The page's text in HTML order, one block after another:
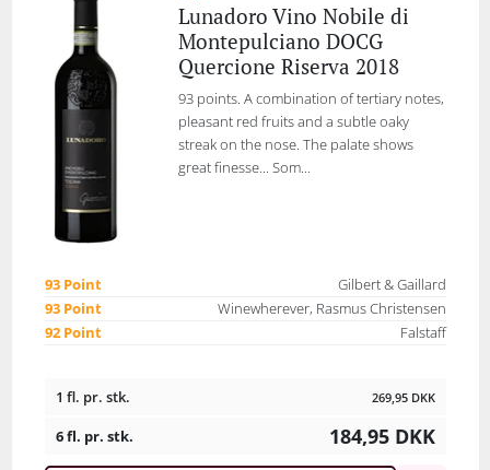
Lunadoro Vino Nobile di
Montepulciano DOCG
Quercione Riserva 2018
93 points. A combination of tertiary notes,
pleasant red fruits and a subtle oaky
streak on the nose. The palate shows
great finesse... Som...
93 Point
Gilbert & Gaillard
93 Point
Winewherever, Rasmus Christensen
92 Point
Falstaff
1 fl. pr. stk. 269,95 DKK
6 fl. pr. stk. 184,95 DKK